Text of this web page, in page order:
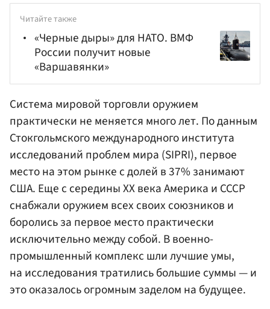
Читайте также
«Черные дыры» для НАТО. ВМФ
России получит новые
«Варшавянки»
Система мировой торговли оружием
практически не меняется много лет. По данным
Стокгольмского международного института
исследований проблем мира (SIPRI), первое
место на этом рынке с долей в 37% занимают
США. Еще с середины XX века Америка и СССР
снабжали оружием всех своих союзников и
боролись за первое место практически
исключительно между собой. В военно-
промышленный комплекс шли лучшие умы,
на исследования тратились большие суммы — и
это оказалось огромным заделом на будущее.